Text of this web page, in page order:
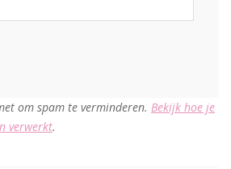
om spam te verminderen. Bekijk hoe je
verwerkt.